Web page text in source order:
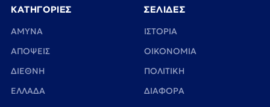
ΚΑΤΗΓΟΡΙΕΣ
ΑΜΥΝΑ
ΑΠΟΨΕΙΣ
ΔΙΕΘΝΗ
ΕΛΛΑΔΑ
ΣΕΛΙΔΕΣ
ΙΣΤΟΡΙΑ
ΟΙΚΟΝΟΜΙΑ
ΠΟΛΙΤΙΚΗ
ΔΙΑΦΟΡΑ